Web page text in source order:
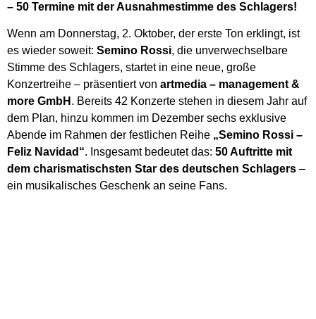
– 50 Termine mit der Ausnahmestimme des Schlagers!
Wenn am Donnerstag, 2. Oktober, der erste Ton erklingt, ist
es wieder soweit: Semino Rossi, die unverwechselbare
Stimme des Schlagers, startet in eine neue, große
Konzertreihe – präsentiert von artmedia – management &
more GmbH . Bereits 42 Konzerte stehen in diesem Jahr auf
dem Plan, hinzu kommen im Dezember sechs exklusive
Abende im Rahmen der festlichen Reihe „Semino Rossi –
Feliz Navidad“. Insgesamt bedeutet das: 50 Auftritte mit
dem charismatischsten Star des deutschen Schlagers –
ein musikalisches Geschenk an seine Fans.